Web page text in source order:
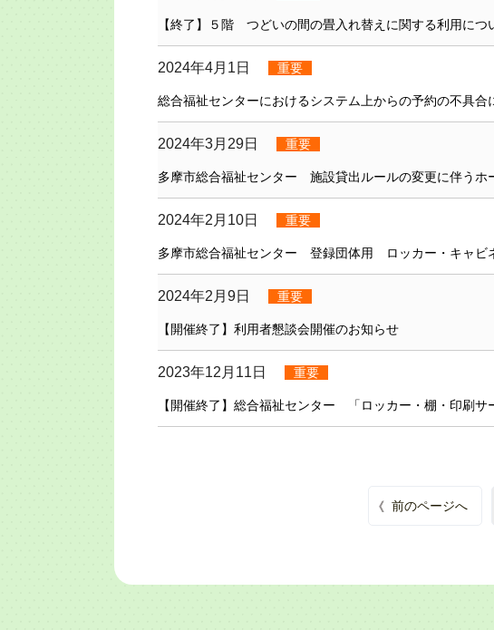
【終了】５階 つどいの間の畳入れ替えに関する利用につ
2024年4月1日 重要
総合福祉センターにおけるシステム上からの予約の不具合
2024年3月29日 重要
多摩市総合福祉センター 施設貸出ルールの変更に伴うホ
2024年2月10日 重要
多摩市総合福祉センター 登録団体用 ロッカー・キャビ
2024年2月9日 重要
【開催終了】利用者懇談会開催のお知らせ
2023年12月11日 重要
【開催終了】総合福祉センター 「ロッカー・棚・印刷
前のページへ